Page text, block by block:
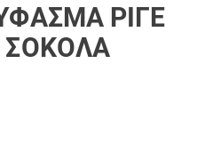
ΡΙΓΈ